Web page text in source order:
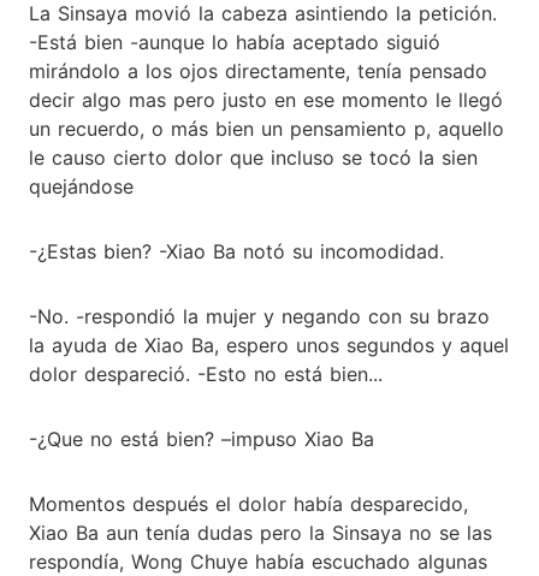
La Sinsaya movió la cabeza asintiendo la petición.
-Está bien -aunque lo había aceptado siguió
mirándolo a los ojos directamente, tenía pensado
decir algo mas pero justo en ese momento le llegó
un recuerdo, o más bien un pensamiento p, aquello
le causo cierto dolor que incluso se tocó la sien
quejándose
-¿Estas bien? -Xiao Ba notó su incomodidad.
-No. -respondió la mujer y negando con su brazo
la ayuda de Xiao Ba, espero unos segundos y aquel
dolor despareció. -Esto no está bien...
-¿Que no está bien? –impuso Xiao Ba
Momentos después el dolor había desparecido,
Xiao Ba aun tenía dudas pero la Sinsaya no se las
respondía, Wong Chuye había escuchado algunas